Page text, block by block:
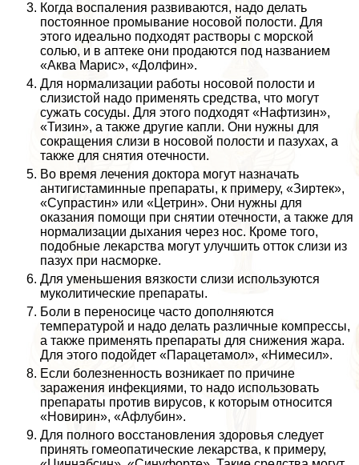
Когда воспаления развиваются, надо делать
постоянное промывание носовой полости. Для
этого идеально подходят растворы с морской
солью, и в аптеке они продаются под названием
«Аква Марис», «Долфин».
Для нормализации работы носовой полости и
слизистой надо применять средства, что могут
сужать сосуды. Для этого подходят «Нафтизин»,
«Тизин», а также другие капли. Они нужны для
сокращения слизи в носовой полости и пазухах, а
также для снятия отечности.
Во время лечения доктора могут назначать
антигистаминные препараты, к примеру, «Зиртек»,
«Супрастин» или «Цетрин». Они нужны для
оказания помощи при снятии отечности, а также для
нормализации дыхания через нос. Кроме того,
подобные лекарства могут улучшить отток слизи из
пазух при насморке.
Для уменьшения вязкости слизи используются
муколитические препараты.
Боли в переносице часто дополняются
температурой и надо делать различные компрессы,
а также применять препараты для снижения жара.
Для этого подойдет «Парацетамол», «Нимесил».
Если болезненность возникает по причине
заражения инфекциями, то надо использовать
препараты против вирусов, к которым относится
«Новирин», «Афлубин».
Для полного восстановления здоровья следует
принять гомеопатические лекарства, к примеру,